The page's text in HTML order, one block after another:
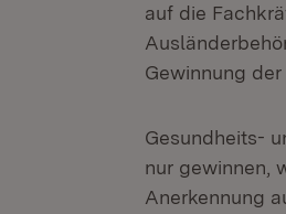
auf die
Gewinnung
Gesundheits-
nur gewinnen,
Anerkennung